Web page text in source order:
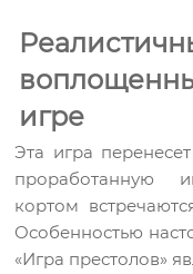
игре
Эта игра
проработанную
кортом
Особенностью
«Игра престолов»